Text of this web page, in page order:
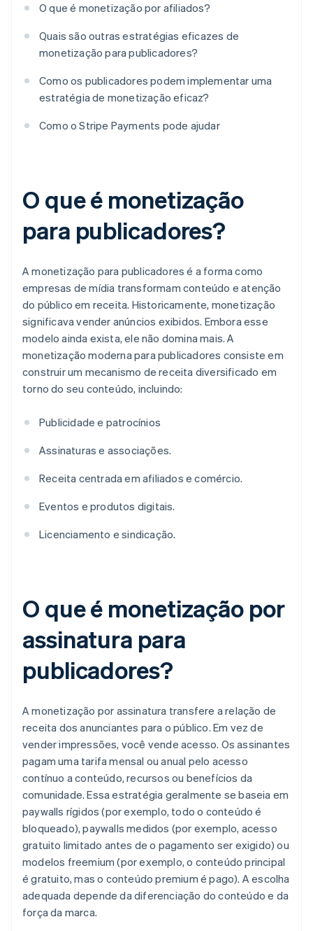
O que é monetização por afiliados?
Quais são outras estratégias eficazes de
monetização para publicadores?
Como os publicadores podem implementar uma
estratégia de monetização eficaz?
Como o Stripe Payments pode ajudar
O que é monetização
para publicadores?
A monetização para publicadores é a forma como
empresas de mídia transformam conteúdo e atenção
do público em receita. Historicamente, monetização
significava vender anúncios exibidos. Embora esse
modelo ainda exista, ele não domina mais. A
monetização moderna para publicadores consiste em
construir um mecanismo de receita diversificado em
torno do seu conteúdo, incluindo:
Publicidade e patrocínios
Assinaturas e associações.
Receita centrada em afiliados e comércio.
Eventos e produtos digitais.
Licenciamento e sindicação.
O que é monetização por
assinatura para
publicadores?
A monetização por assinatura transfere a relação de
receita dos anunciantes para o público. Em vez de
vender impressões, você vende acesso. Os assinantes
pagam uma tarifa mensal ou anual pelo acesso
contínuo a conteúdo, recursos ou benefícios da
comunidade. Essa estratégia geralmente se baseia em
paywalls rígidos (por exemplo, todo o conteúdo é
bloqueado), paywalls medidos (por exemplo, acesso
gratuito limitado antes de o pagamento ser exigido) ou
modelos freemium (por exemplo, o conteúdo principal
é gratuito, mas o conteúdo premium é pago). A escolha
adequada depende da diferenciação do conteúdo e da
força da marca.